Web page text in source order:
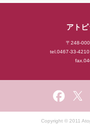
アト
〒248-
tel.0467-33-
Copyright © 2011